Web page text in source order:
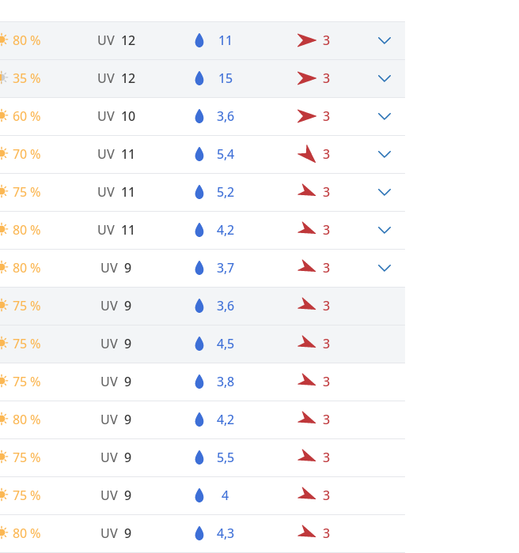
80 % UV 12 11 3
35 % UV 12 15 3
60 % UV 10 3,6 3
70 % UV 11 5,4 3
75 % UV 11 5,2 3
80 % UV 11 4,2 3
80 % UV 9 3,7 3
75 % UV 9 3,6 3
75 % UV 9 4,5 3
75 % UV 9 3,8 3
80 % UV 9 4,2 3
75 % UV 9 5,5 3
75 % UV 9 4 3
80 % UV 9 4,3 3